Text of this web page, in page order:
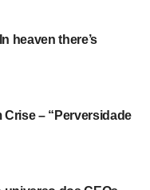
heaven there’s
– “Perversidade